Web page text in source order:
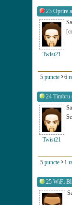
23 Oprire
Twist21
5 puncte 6
24 Timbru
Twist21
5 puncte 1
25 WiFi